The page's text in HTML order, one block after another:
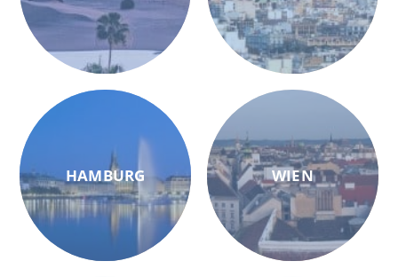
HAMBURG WIEN